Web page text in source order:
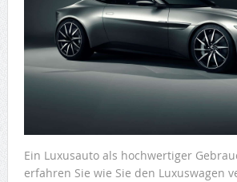
Ein Luxusauto als hochwertiger
erfahren Sie wie Sie den Luxuswagen